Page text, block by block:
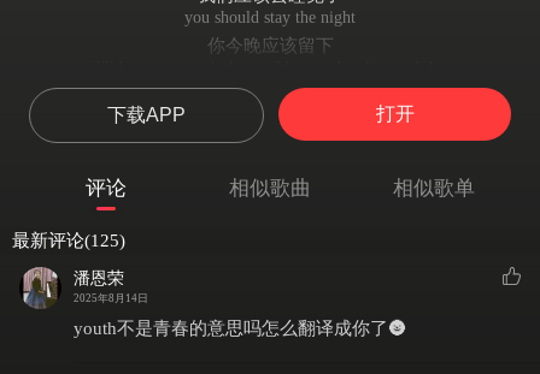
you should stay the night
你今晚应该留下
我将会起来看着围绕着我们的世界 起起落落
Lying on the grass now dancing for the stars
躺在草地上 现在 为这漫天星辰起舞
或许会有人往下看 然后告诉我们 我们是谁
We might fall Hallie we might fall
下载APP 打开
评论 相似歌曲 相似歌单
最新评论(125)
潘恩荣
2025年8月14日
youth不是青春的意思吗怎么翻译成你了🌚